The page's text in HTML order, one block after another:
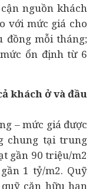
nguồn khách
với mức giá cho
đồng mỗi tháng;
ổn định từ 6
khách ở và đầu
– mức giá được
chung tại trung
gần 90 triệu/m2
1 tỷ/m2. Quỹ
căn hữu hạn